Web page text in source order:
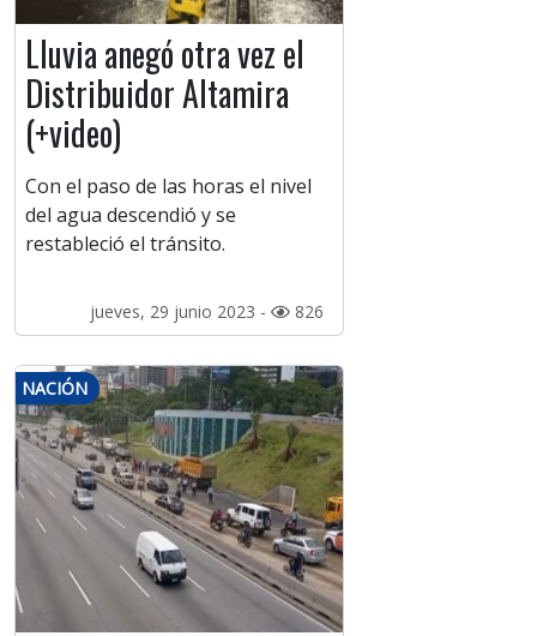
Lluvia anegó otra vez el
Distribuidor Altamira
(+video)
Con el paso de las horas el nivel
del agua descendió y se
restableció el tránsito.
jueves, 29 junio 2023 - 826
NACIÓN